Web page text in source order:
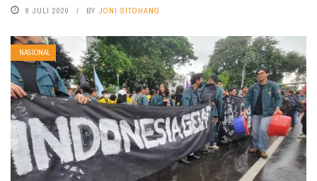
9 JULI 2020 BY JONI SITOHANG
NASIONAL